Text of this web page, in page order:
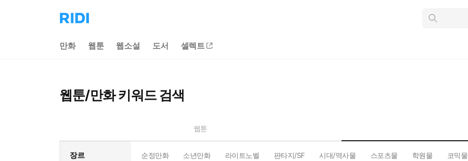
리
디
으
인
만화 웹툰 웹소설 도서 셀렉트
웹툰/만화 키워드 검색
웹툰
장르 순정만화 소년만화 라이트노벨 판타지/SF 시대/역사물 스포츠물 학원물 코믹물